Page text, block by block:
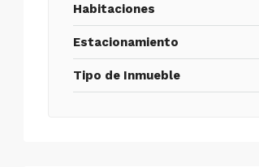
Habitaciones
Estacionamiento
Tipo de Inmueble